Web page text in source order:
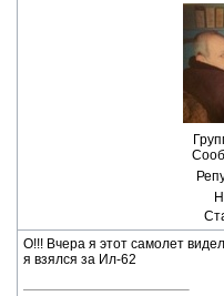
О!!! Вчера я этот самолет
я взялся за Ил-62